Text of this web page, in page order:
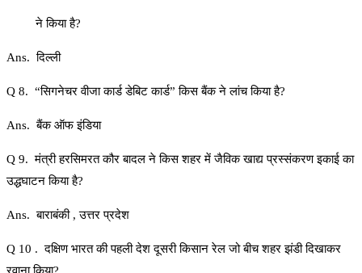
ने किया है?
Ans. दिल्ली
Q 8. “सिगनेचर वीजा कार्ड डेबिट कार्ड” किस बैंक ने लांच किया है?
Ans. बैंक ऑफ इंडिया
Q 9. मंत्री हरसिमरत कौर बादल ने किस शहर में जैविक खाद्य प्रस्संकरण इकाई का
उद्धघाटन किया है?
Ans. बाराबंकी , उत्तर प्रदेश
Q 10 . दक्षिण भारत की पहली देश दूसरी किसान रेल जो बीच शहर झंडी दिखाकर